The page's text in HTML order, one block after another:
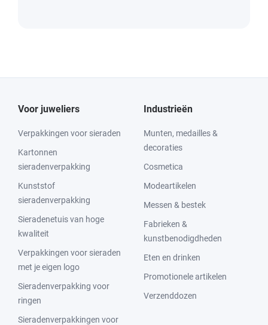
Voor juweliers
Verpakkingen voor sieraden
Kartonnen
sieradenverpakking
Kunststof
sieradenverpakking
Sieradenetuis van hoge
kwaliteit
Verpakkingen voor sieraden
met je eigen logo
Sieradenverpakking voor
ringen
Sieradenverpakkingen voor
Industrieën
Munten, medailles &
decoraties
Cosmetica
Modeartikelen
Messen & bestek
Fabrieken &
kunstbenodigdheden
Eten en drinken
Promotionele artikelen
Verzenddozen